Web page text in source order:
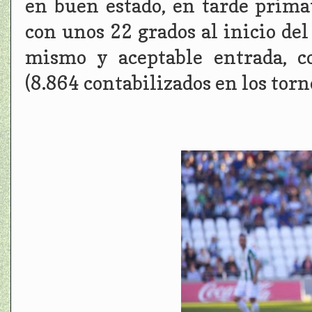
en buen estado, en tarde
con unos 22 grados al inicio
mismo y aceptable entrada,
(8.864 contabilizados en los